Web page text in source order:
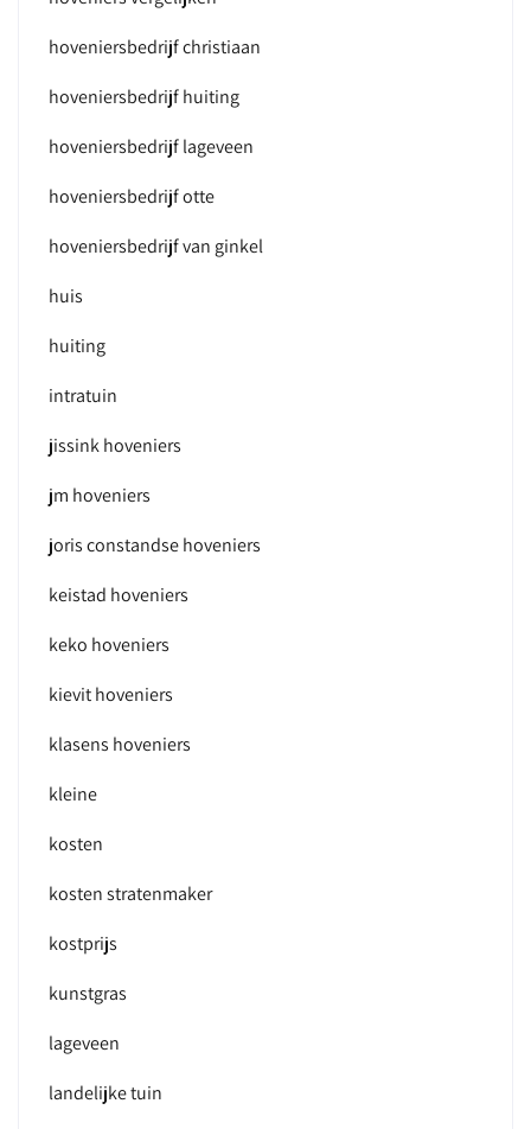
hoveniersbedrijf christiaan
hoveniersbedrijf huiting
hoveniersbedrijf lageveen
hoveniersbedrijf otte
hoveniersbedrijf van ginkel
huis
huiting
intratuin
jissink hoveniers
jm hoveniers
joris constandse hoveniers
keistad hoveniers
keko hoveniers
kievit hoveniers
klasens hoveniers
kleine
kosten
kosten stratenmaker
kostprijs
kunstgras
lageveen
landelijke tuin